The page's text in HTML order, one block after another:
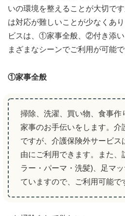
いの環境を整えることが大切で
は対応が難しいことが少なくあ
ビスは、①家事全般、②付き添
まざまなシーンでご利用が可能で
①家事全般
掃除、洗濯、買い物、食事作
家事のお手伝いをします。介
ですが、介護保険外サービス
由にご利用できます。また、
ラー・パーマ・洗髪)、足マ
ていますので、ご利用可能で